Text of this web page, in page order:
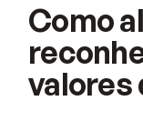
Como
valores